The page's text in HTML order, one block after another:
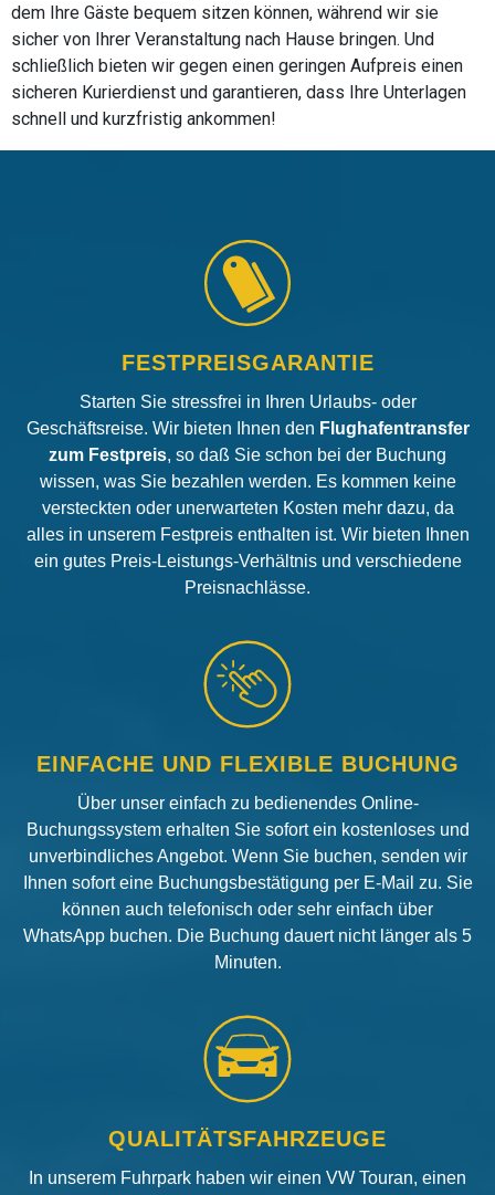
dem Ihre Gäste bequem sitzen können, während wir sie
sicher von Ihrer Veranstaltung nach Hause bringen. Und
schließlich bieten wir gegen einen geringen Aufpreis einen
sicheren Kurierdienst und garantieren, dass Ihre Unterlagen
schnell und kurzfristig ankommen!
FESTPREISGARANTIE
Starten Sie stressfrei in Ihren Urlaubs- oder
Geschäftsreise. Wir bieten Ihnen den Flughafentransfer
zum Festpreis, so daß Sie schon bei der Buchung
wissen, was Sie bezahlen werden. Es kommen keine
versteckten oder unerwarteten Kosten mehr dazu, da
alles in unserem Festpreis enthalten ist. Wir bieten Ihnen
ein gutes Preis-Leistungs-Verhältnis und verschiedene
Preisnachlässe.
EINFACHE UND FLEXIBLE BUCHUNG
Über unser einfach zu bedienendes Online-
Buchungssystem erhalten Sie sofort ein kostenloses und
unverbindliches Angebot. Wenn Sie buchen, senden wir
Ihnen sofort eine Buchungsbestätigung per E-Mail zu. Sie
können auch telefonisch oder sehr einfach über
WhatsApp buchen. Die Buchung dauert nicht länger als 5
Minuten.
QUALITÄTSFAHRZEUGE
In unserem Fuhrpark haben wir einen VW Touran, einen